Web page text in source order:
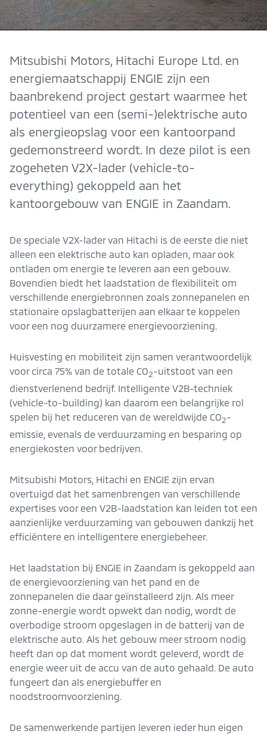
Mitsubishi Motors, Hitachi Europe Ltd. en
energiemaatschappij ENGIE zijn een
baanbrekend project gestart waarmee het
potentieel van een (semi-)elektrische auto
als energieopslag voor een kantoorpand
gedemonstreerd wordt. In deze pilot is een
zogeheten V2X-lader (vehicle-to-
everything) gekoppeld aan het
kantoorgebouw van ENGIE in Zaandam.
De speciale V2X-lader van Hitachi is de eerste die niet
alleen een elektrische auto kan opladen, maar ook
ontladen om energie te leveren aan een gebouw.
Bovendien biedt het laadstation de flexibiliteit om
verschillende energiebronnen zoals zonnepanelen en
stationaire opslagbatterijen aan elkaar te koppelen
voor een nog duurzamere energievoorziening.
Huisvesting en mobiliteit zijn samen verantwoordelijk
voor circa 75% van de totale CO2-uitstoot van een
dienstverlenend bedrijf. Intelligente V2B-techniek
(vehicle-to-building) kan daarom een belangrijke rol
spelen bij het reduceren van de wereldwijde CO2-
emissie, evenals de verduurzaming en besparing op
energiekosten voor bedrijven.
Mitsubishi Motors, Hitachi en ENGIE zijn ervan
overtuigd dat het samenbrengen van verschillende
expertises voor een V2B-laadstation kan leiden tot een
aanzienlijke verduurzaming van gebouwen dankzij het
efficiëntere en intelligentere energiebeheer.
Het laadstation bij ENGIE in Zaandam is gekoppeld aan
de energievoorziening van het pand en de
zonnepanelen die daar geïnstalleerd zijn. Als meer
zonne-energie wordt opwekt dan nodig, wordt de
overbodige stroom opgeslagen in de batterij van de
elektrische auto. Als het gebouw meer stroom nodig
heeft dan op dat moment wordt geleverd, wordt de
energie weer uit de accu van de auto gehaald. De auto
fungeert dan als energiebuffer en
noodstroomvoorziening.
De samenwerkende partijen leveren ieder hun eigen